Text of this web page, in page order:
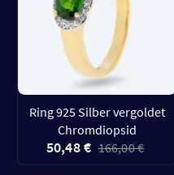
Ring 925 Silber vergoldet
Chromdiopsid
50,48 € 166,00 €